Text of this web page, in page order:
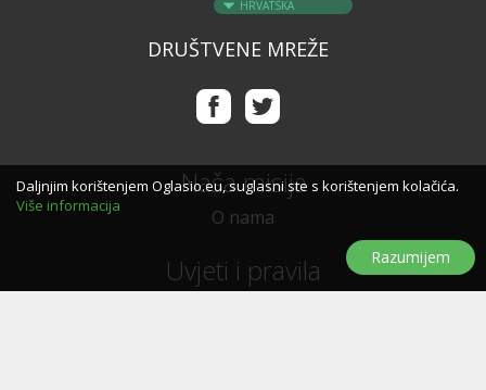
HRVATSKA
DRUŠTVENE MREŽE
Naša misija
O nama
Uvjeti i pravila
Daljnjim korištenjem Oglasio.eu, suglasni ste s korištenjem kolačića.
Više informacija
Razumijem